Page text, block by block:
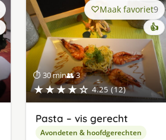
⏱ 30 min👥 3
★★★★☆ 4.25 (12)
Maak favoriet9
👍
Pasta – vis gerecht
Avondeten & hoofdgerechten